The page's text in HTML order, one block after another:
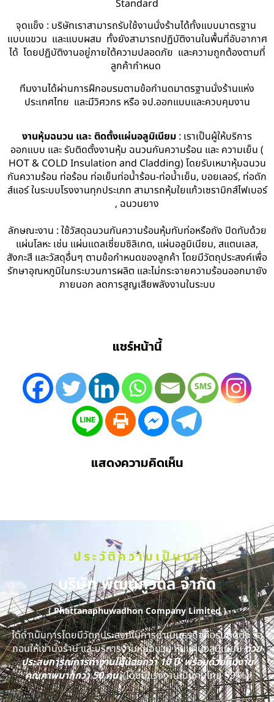
Standard
จุดแข็ง : บริษัทเราสามารถรับใช้งานนั่งร้านได้ทั้งแบบมาตรฐาน
แบบแขวน และแบบผสม ทั้งยังสามารถปฏิบัติงานในพื้นที่อับอากาศ
ได้ โดยปฏิบัติงานอยู่ภายใต้ความปลอดภัย และความถูกต้องตามที่
ลูกค้ากำหนด
ทีมงานได้ผ่านการฝึกอบรมตามข้อกำนดมาตรฐานนั่งร้านแห่ง
ประเทศไทย และมีวิศวกร หรือ จป.ออกแบบและควบคุมงาน
งานหุ้มฉนวน และ ติดตั้งแผ่นอลูมิเนียม : เราเป็นผู้ให้บริการ
ออกแบบ และ รับติดตั้งงานหุ้ม ฉนวนกันความร้อน และ ความเย็น (
HOT & COLD Insulation and Cladding) โดยรับเหมาหุ้มฉนวน
กันความร้อน ท่อร้อน ท่อเย็นท่อน้ำร้อน-ท่อน้ำเย็น, บอยเลอร์, ท่อดัก
ส์แอร์ ในระบบโรงงานทุกประเภท สามารถหุ้มใยแก้วเซรามิกส์ไฟเบอร์
, ฉนวนยาง
ลักษณะงาน : ใช้วัสดุฉนวนกันความร้อนหุ้มทับท่อหรือถัง ปิดทับด้วย
แผ่นโลหะ เช่น แผ่นแดลเซี่ยมซิลิเกต, แผ่นอลูมิเนียม, สแตนเลส,
สังกะสี และวัสดุอื่นๆ ตามข้อกำหนดของลูกค้า โดยมีวัตถุประสงค์เพื่อ
รักษาอุณหภูมิในกระบวนการผลิต และไม่กระจายความร้อนออกมายัง
ภายนอก ลดการสูญเสียพลังงานในระบบ
แชร์หน้านี้
แสดงความคิดเห็น
ประวัติความเป็นมา
บริษัท พัฒนภูวดล จำกัด
( Phattanaphuwadhon Company Limited )
ได้ดำเนินการโดยมีวัตถุประสงค์ในการดำเนินธุรกิจคือรับติดตั้ง รื้อ
ถอนให้เช่านั่งร้าน และบริการงานหุ้มฉนวน หุ้มแผ่นอลูมิเนียมด้วย
ประสบการณ์การทำงานไม่น้อยกว่า 10 ปี พร้อมด้วยทีมงาน
คุณภาพมากกว่า 50 คน(โดยมีแรงงานเป็นคนไทย 99 %)